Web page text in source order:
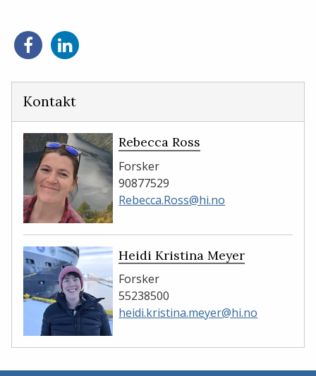
Del
på
Del
på
Kontakt
Rebecca Ross
Forsker
90877529
Rebecca.Ross@hi.no
Heidi Kristina Meyer
Forsker
55238500
heidi.kristina.meyer@hi.no